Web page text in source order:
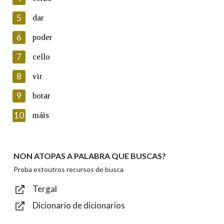
Lin e acepto as condicións da política de
Introduce o código que aparece na imaxe:
Texto de verificación
Enviar
5 dar
6 poder
7 cello
8 vir
9 botar
10 máis
NON ATOPAS A PALABRA QUE BUSCAS?
Proba estoutros recursos de busca
Tergal
Dicionario de dicionarios